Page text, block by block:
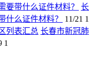
长
什么证件材料？
11/21 1
长春市新冠肺
1